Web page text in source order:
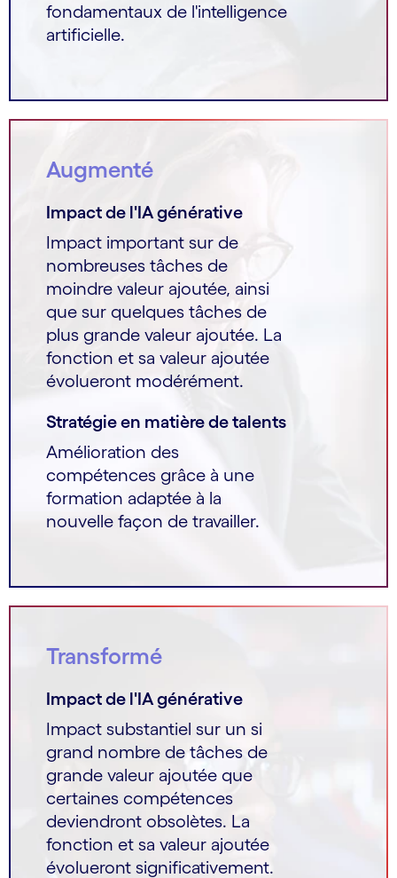
fondamentaux de l'intelligence
artificielle.
Augmenté
Impact de l'IA générative
Impact important sur de
nombreuses tâches de
moindre valeur ajoutée, ainsi
que sur quelques tâches de
plus grande valeur ajoutée. La
fonction et sa valeur ajoutée
évolueront modérément.
Stratégie en matière de talents
Amélioration des
compétences grâce à une
formation adaptée à la
nouvelle façon de travailler.
Transformé
Impact de l'IA générative
Impact substantiel sur un si
grand nombre de tâches de
grande valeur ajoutée que
certaines compétences
deviendront obsolètes. La
fonction et sa valeur ajoutée
évolueront significativement.